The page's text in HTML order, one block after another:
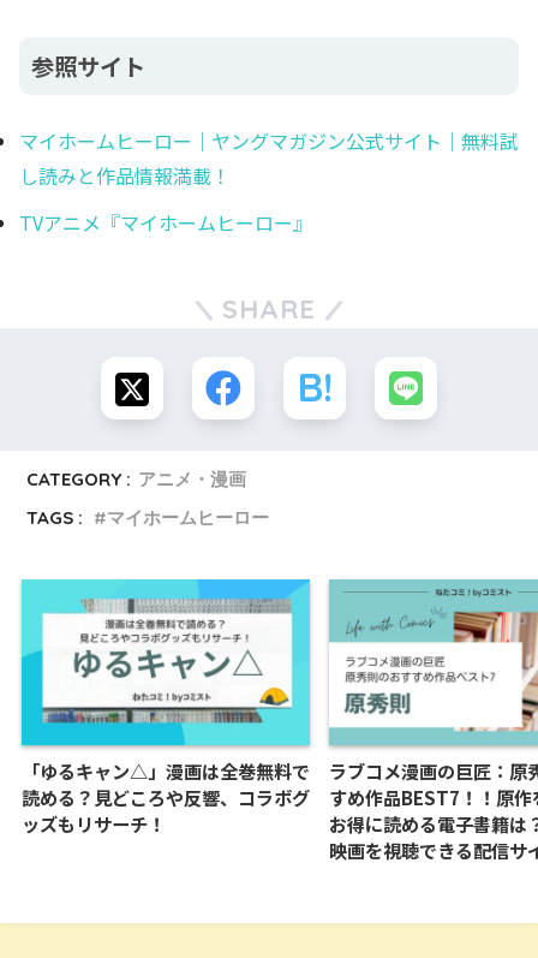
参照サイト
マイホームヒーロー｜ヤングマガジン公式サイト｜無料試
し読みと作品情報満載！
TVアニメ『マイホームヒーロー』
SHARE
CATEGORY : アニメ・漫画
TAGS :
マイホームヒーロー
「ゆるキャン△」漫画は全巻無料で
読める？見どころや反響、コラボグ
ッズもリサーチ！
ラブコメ漫画の巨匠：原
すめ作品BEST7！！原作
お得に読める電子書籍は
映画を視聴できる配信サ